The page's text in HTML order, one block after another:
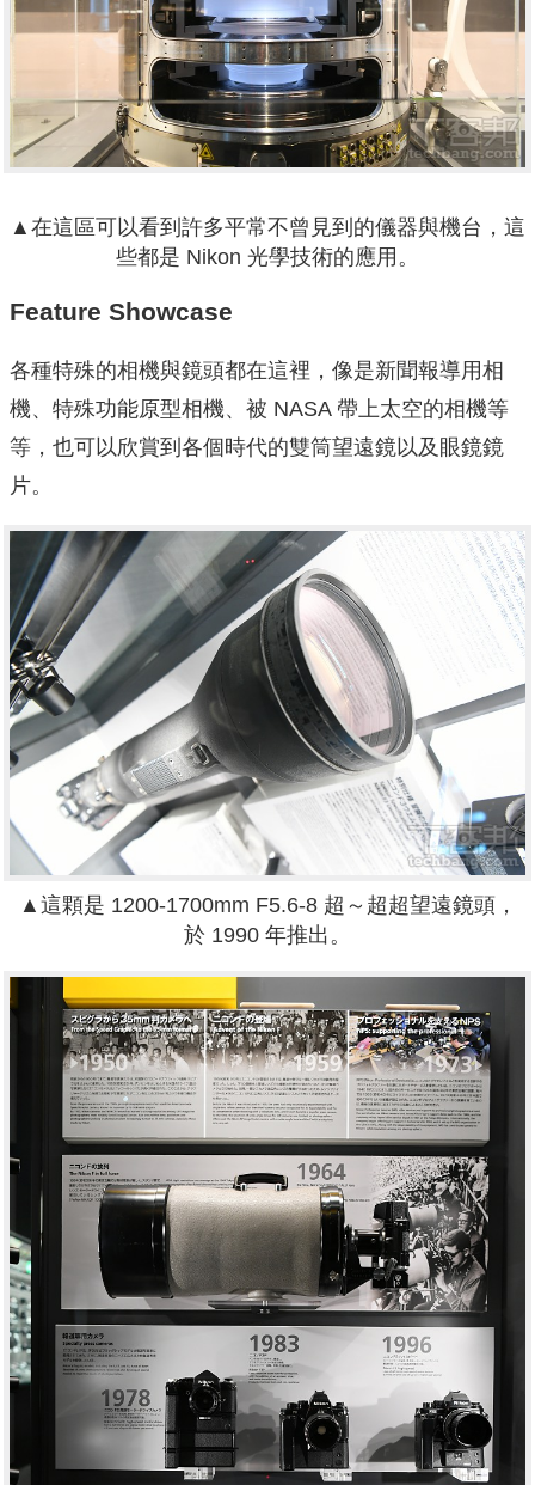
▲在這區可以看到許多平常不曾見到的儀器與機台，這
些都是 Nikon 光學技術的應用。
Feature Showcase
各種特殊的相機與鏡頭都在這裡，像是新聞報導用相
機、特殊功能原型相機、被 NASA 帶上太空的相機等
等，也可以欣賞到各個時代的雙筒望遠鏡以及眼鏡鏡
片。
▲這顆是 1200-1700mm F5.6-8 超～超超望遠鏡頭，
於 1990 年推出。